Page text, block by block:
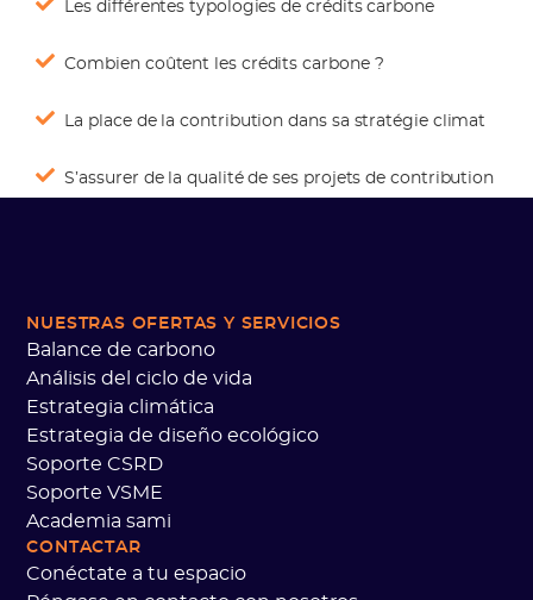
Les différentes typologies de crédits carbone
Combien coûtent les crédits carbone ?
La place de la contribution dans sa stratégie climat
S’assurer de la qualité de ses projets de contribution
NUESTRAS OFERTAS Y SERVICIOS
Balance de carbono
Análisis del ciclo de vida
Estrategia climática
Estrategia de diseño ecológico
Soporte CSRD
Soporte VSME
Academia sami
CONTACTAR
Conéctate a tu espacio